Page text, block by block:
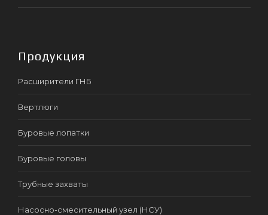
Продукция
Расширители ГНБ
Вертлюги
Буровые лопатки
Буровые головы
Трубные захваты
Насосно-смесительный узел (НСУ)